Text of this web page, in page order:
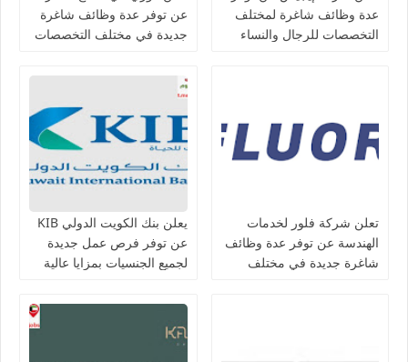
عدة وظائف شاغرة لمختلف
التخصصات للرجال والنساء
عن توفر عدة وظائف شاغرة
جديدة في مختلف التخصصات
تعلن شركة فلور لخدمات
الهندسة عن توفر عدة وظائف
شاغرة جديدة في مختلف
يعلن بنك الكويت الدولي KIB
عن توفر فرص عمل جديدة
لجميع الجنسيات بمزايا عالية